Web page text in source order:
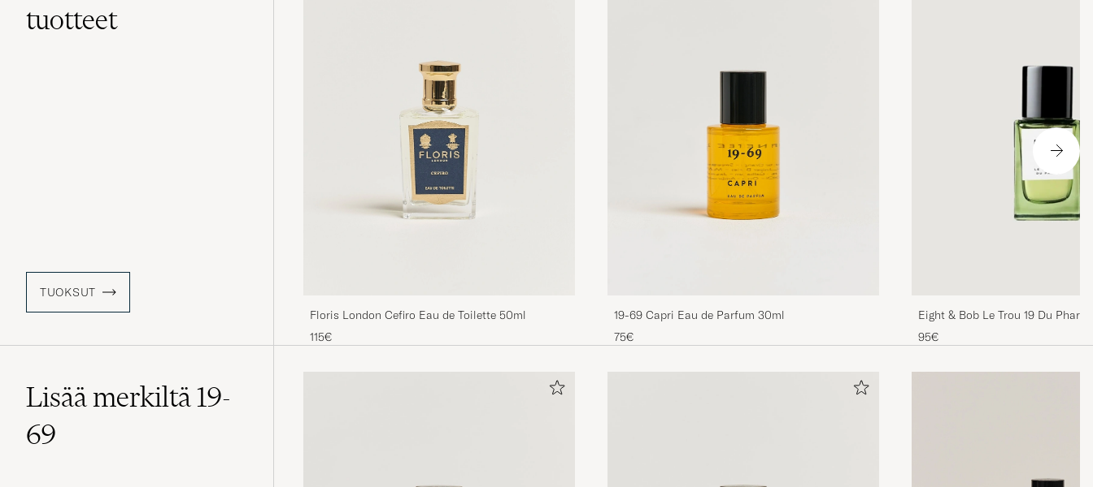
tuotteet
TUOKSUT
Floris London Cefiro Eau de Toilette 50ml
115€
19-69 Capri Eau de Parfum 30ml
75€
Eight & Bob Le Trou 19 Du Phare
30ml
95€
Lisää merkiltä 19-
69